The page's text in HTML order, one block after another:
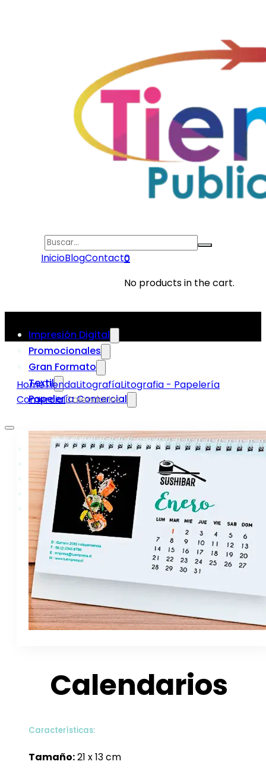
Search
InicioBlogContacto
0
No products in the cart.
Impresión Digital
Promocionales
Gran Formato
Textil
Papelería Comercial
Impresión Digital
Promocionales
Gran Formato
Textil
Papelería Comercial
HomeTiendaLitografíaLitografia - Papelería
ComercialCalendarios
Calendarios
Características:
Tamaño:21 x 13 cm